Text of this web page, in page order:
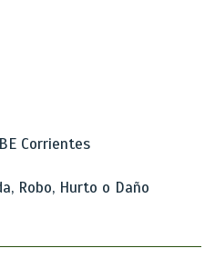
Corrientes
Robo, Hurto o Daño